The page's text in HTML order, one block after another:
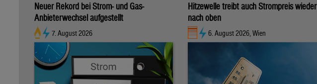
Neuer Rekord bei Strom- und Gas-
Anbieterwechsel aufgestellt
7. August 2026
Hitzewelle treibt auch Strompreis wieder
nach oben
6. August 2026, Wien